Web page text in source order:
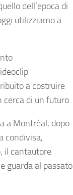
dell’epoca di
utilizziamo a
a costruire
cerca di un futuro.
a Montréal, dopo
condivisa,
il cantautore
guarda al passato